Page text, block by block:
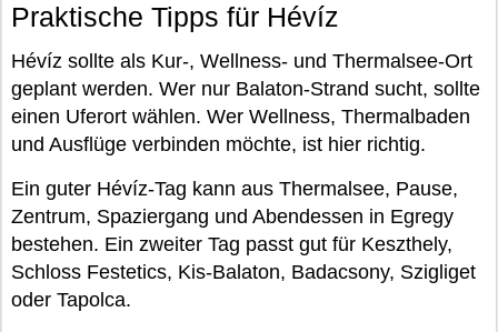
Praktische Tipps für Hévíz
Hévíz sollte als Kur-, Wellness- und Thermalsee-Ort
geplant werden. Wer nur Balaton-Strand sucht, sollte
einen Uferort wählen. Wer Wellness, Thermalbaden
und Ausflüge verbinden möchte, ist hier richtig.
Ein guter Hévíz-Tag kann aus Thermalsee, Pause,
Zentrum, Spaziergang und Abendessen in Egregy
bestehen. Ein zweiter Tag passt gut für Keszthely,
Schloss Festetics, Kis-Balaton, Badacsony, Szigliget
oder Tapolca.